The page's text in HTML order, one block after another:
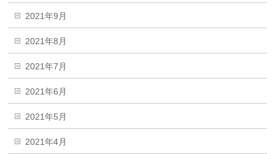
2021年9月
2021年8月
2021年7月
2021年6月
2021年5月
2021年4月